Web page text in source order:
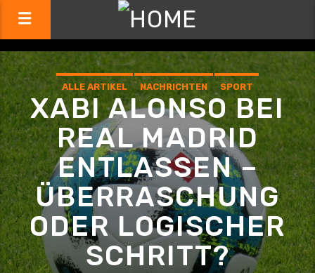
ALLE ARTIKEL NACHRICHTEN SPORT
XABI ALONSO BEI
REAL MADRID
ENTLASSEN –
ÜBERRASCHUNG
ODER LOGISCHER
SCHRITT?